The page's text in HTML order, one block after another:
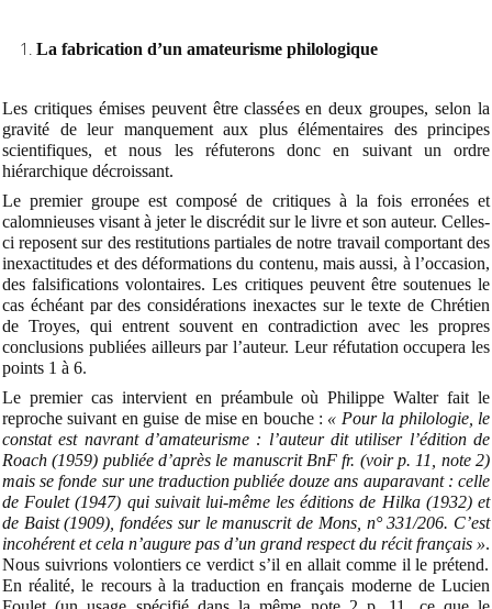
La fabrication d’un amateurisme philologique
Les critiques émises peuvent être classées en deux groupes, selon la
gravité de leur manquement aux plus élémentaires des principes
scientifiques, et nous les réfuterons donc en suivant un ordre
hiérarchique décroissant.
Le premier groupe est composé de critiques à la fois erronées et
calomnieuses visant à jeter le discrédit sur le livre et son auteur. Celles-
ci reposent sur des restitutions partiales de notre travail comportant des
inexactitudes et des déformations du contenu, mais aussi, à l’occasion,
des falsifications volontaires. Les critiques peuvent être soutenues le
cas échéant par des considérations inexactes sur le texte de Chrétien
de Troyes, qui entrent souvent en contradiction avec les propres
conclusions publiées ailleurs par l’auteur. Leur réfutation occupera les
points 1 à 6.
Le premier cas intervient en préambule où Philippe Walter fait le
reproche suivant en guise de mise en bouche : « Pour la philologie, le
constat est navrant d’amateurisme : l’auteur dit utiliser l’édition de
Roach (1959) publiée d’après le manuscrit BnF fr. (voir p. 11, note 2)
mais se fonde sur une traduction publiée douze ans auparavant : celle
de Foulet (1947) qui suivait lui-même les éditions de Hilka (1932) et
de Baist (1909), fondées sur le manuscrit de Mons, n° 331/206. C’est
incohérent et cela n’augure pas d’un grand respect du récit français ».
Nous suivrions volontiers ce verdict s’il en allait comme il le prétend.
En réalité, le recours à la traduction en français moderne de Lucien